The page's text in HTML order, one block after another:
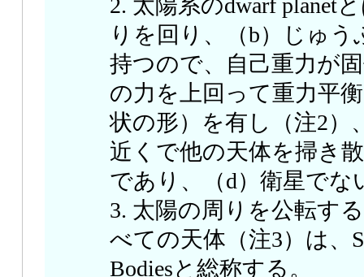
りを回り、（b）じゅ
持つので、自己重力が
の力を上回って重力平
状の形）を有し（注2）
近くで他の天体を掃き
であり、（d）衛星でな
3. 太陽の周りを公転す
べての天体（注3）は、
Bodiesと総称する。